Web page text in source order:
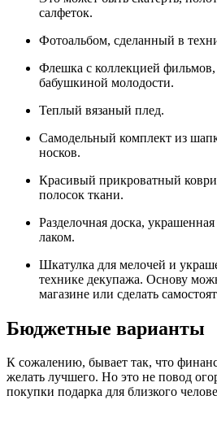
салфеток.
Фотоальбом, сделанный в
Флешка с коллекцией
бабушкиной молодости.
Теплый вязаный плед.
Самодельный комплект из
носков.
Красивый прикроватный
полосок ткани.
Разделочная доска,
лаком.
Шкатулка для мелочей и
технике декупажа. Основу
магазине или сделать
Бюджетные варианты
К сожалению, бывает так, что
желать лучшего. Но это не повод
покупки подарка для близкого